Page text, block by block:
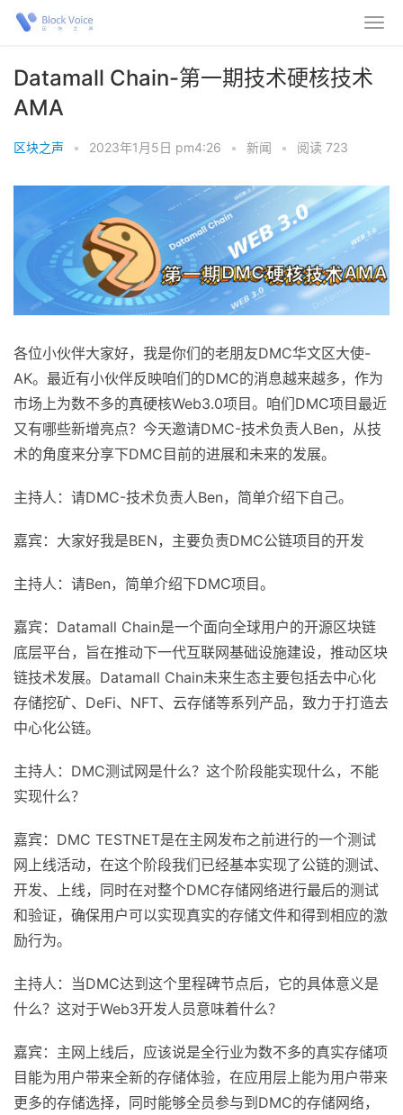
Datamall Chain-第一期技术硬核技术
AMA
区块之声 • 2023年1月5日 pm4:26 • 新闻 • 阅读 723
各位小伙伴大家好，我是你们的老朋友DMC华文区大使-
AK。最近有小伙伴反映咱们的DMC的消息越来越多，作为
市场上为数不多的真硬核Web3.0项目。咱们DMC项目最近
又有哪些新增亮点？今天邀请DMC-技术负责人Ben，从技
术的角度来分享下DMC目前的进展和未来的发展。
主持人：请DMC-技术负责人Ben，简单介绍下自己。
嘉宾：大家好我是BEN，主要负责DMC公链项目的开发
主持人：请Ben，简单介绍下DMC项目。
嘉宾：Datamall Chain是一个面向全球用户的开源区块链
底层平台，旨在推动下一代互联网基础设施建设，推动区块
链技术发展。Datamall Chain未来生态主要包括去中心化
存储挖矿、DeFi、NFT、云存储等系列产品，致力于打造去
中心化公链。
主持人：DMC测试网是什么？这个阶段能实现什么，不能
实现什么？
嘉宾：DMC TESTNET是在主网发布之前进行的一个测试
网上线活动，在这个阶段我们已经基本实现了公链的测试、
开发、上线，同时在对整个DMC存储网络进行最后的测试
和验证，确保用户可以实现真实的存储文件和得到相应的激
励行为。
主持人：当DMC达到这个里程碑节点后，它的具体意义是
什么？这对于Web3开发人员意味着什么？
嘉宾：主网上线后，应该说是全行业为数不多的真实存储项
目能为用户带来全新的存储体验，在应用层上能为用户带来
更多的存储选择，同时能够全员参与到DMC的存储网络，